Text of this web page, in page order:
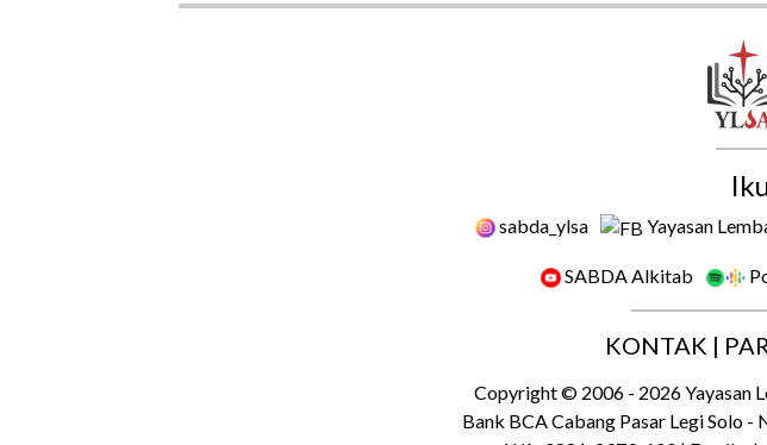
sabda_ylsa Yayasan
SABDA Alkitab
KONTAK |
Copyright© 2006 - 2026Yayasan
Bank BCA Cabang Pasar Legi Solo -